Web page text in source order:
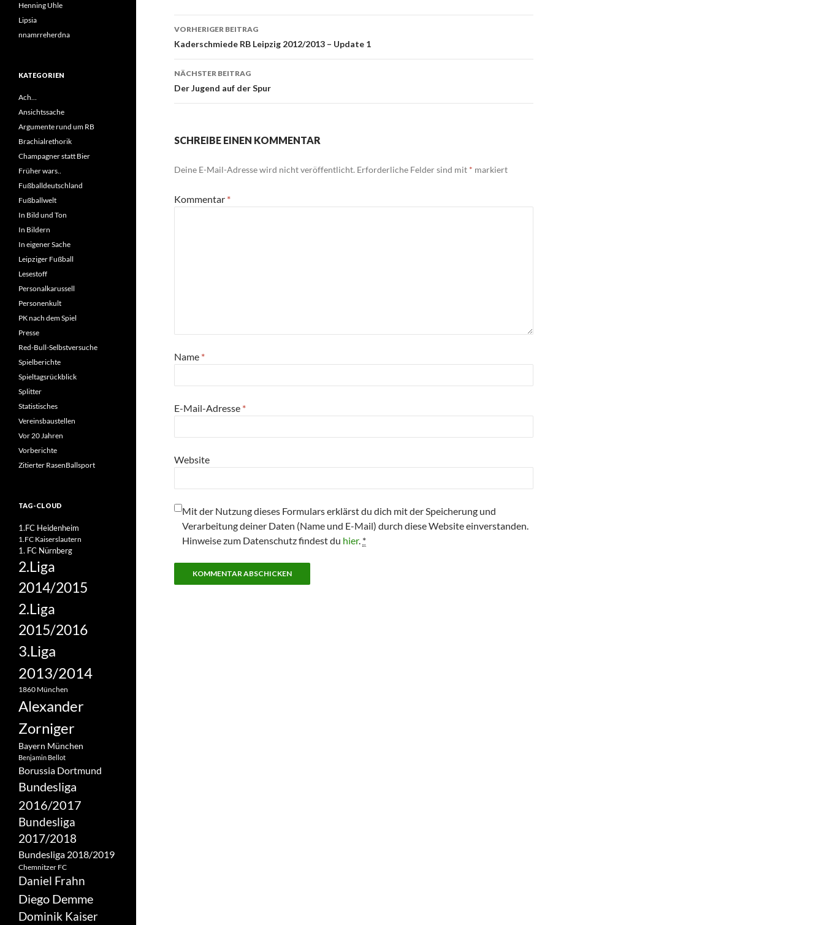
Beitrags-
Navigation
VORHERIGER BEITRAG
Kaderschmiede RB Leipzig 2012/2013 – Update 1
NÄCHSTER BEITRAG
Der Jugend auf der Spur
SCHREIBE EINEN KOMMENTAR
Deine E-Mail-Adresse wird nicht veröffentlicht. Erforderliche Felder sind mit * markiert
Kommentar *
Name *
E-Mail-Adresse *
Website
Mit der Nutzung dieses Formulars erklärst du dich mit der Speicherung und
Verarbeitung deiner Daten (Name und E-Mail) durch diese Website einverstanden.
Hinweise zum Datenschutz findest du hier. *
Henning Uhle
Lipsia
nnamrreherdna
KATEGORIEN
Ach…
Ansichtssache
Argumente rund um RB
Brachialrethorik
Champagner statt Bier
Früher wars..
Fußballdeutschland
Fußballwelt
In Bild und Ton
In Bildern
In eigener Sache
Leipziger Fußball
Lesestoff
Personalkarussell
Personenkult
PK nach dem Spiel
Presse
Red-Bull-Selbstversuche
Spielberichte
Spieltagsrückblick
Splitter
Statistisches
Vereinsbaustellen
Vor 20 Jahren
Vorberichte
Zitierter RasenBallsport
TAG-CLOUD
1.FC Heidenheim
1.FC Kaiserslautern
1. FC Nürnberg
2.Liga
2014/2015
2.Liga
2015/2016
3.Liga
2013/2014
1860 München
Alexander
Zorniger
Bayern München
Benjamin Bellot
Borussia Dortmund
Bundesliga
2016/2017
Bundesliga
2017/2018
Bundesliga 2018/2019
Chemnitzer FC
Daniel Frahn
Diego Demme
Dominik Kaiser